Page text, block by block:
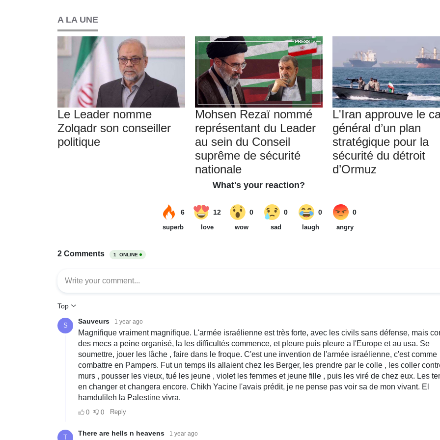
A LA UNE
Le Leader nomme
Zolqadr son conseiller
politique
Mohsen Rezaï nommé
représentant du Leader
au sein du Conseil
suprême de sécurité
nationale
L'Iran approuve le
général d’un plan
stratégique pour la
sécurité du détroit
d’Ormuz